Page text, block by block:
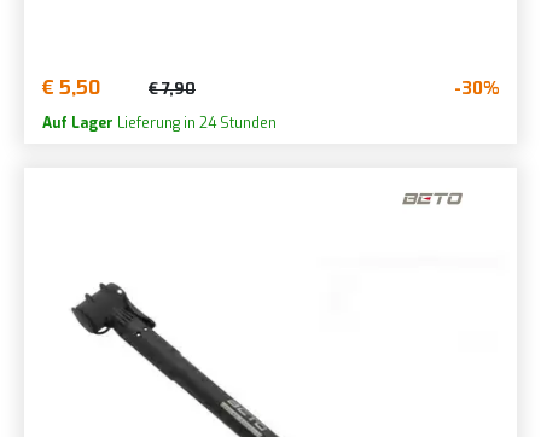
€ 5,50 € 7,90 -30%
Auf Lager Lieferung in 24 Stunden